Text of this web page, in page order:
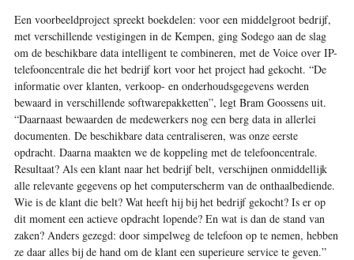
Een voorbeeldproject spreekt boekdelen: voor een middelgroot bedrijf,
met verschillende vestigingen in de Kempen, ging Sodego aan de slag
om de beschikbare data intelligent te combineren, met de Voice over IP-
telefooncentrale die het bedrijf kort voor het project had gekocht. “De
informatie over klanten, verkoop- en onderhoudsgegevens werden
bewaard in verschillende softwarepakketten”, legt Bram Goossens uit.
“Daarnaast bewaarden de medewerkers nog een berg data in allerlei
documenten. De beschikbare data centraliseren, was onze eerste
opdracht. Daarna maakten we de koppeling met de telefooncentrale.
Resultaat? Als een klant naar het bedrijf belt, verschijnen onmiddellijk
alle relevante gegevens op het computerscherm van de onthaalbediende.
Wie is de klant die belt? Wat heeft hij bij het bedrijf gekocht? Is er op
dit moment een actieve opdracht lopende? En wat is dan de stand van
zaken? Anders gezegd: door simpelweg de telefoon op te nemen, hebben
ze daar alles bij de hand om de klant een superieure service te geven.”